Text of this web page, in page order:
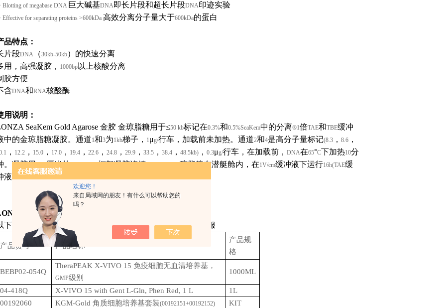
欢迎您！
来自局域网的朋友！有什么可以帮助您的
吗？
Blotting of megabase DNA 巨大碱基DNA即长片段和超长片段DNA印迹实验
Effective for separating proteins >600kDa 高效分离分子量大于600kDa的蛋白
品特点：
片段DNA （30kb-50kb）的快速分离
用，高强凝胶， 1000bp 以上核酸分离
胶方便
含DNA和RNA核酸酶
用说明：
SeaKem Gold Agarose 金胶 金琼脂糖用于≤50 kb标记在0.3%和0.5%SeaKem中的分离®1倍TAE和TBE缓冲
中的金琼脂糖凝胶。通道1和3为1kb梯子， 1μg/行车，加载前未加热。通道2和4是高分子量标记(8.3 ， 8.6 ，
， 12.2 ， 15.0 ， 17.0 ， 19.4 ， 22.6 ， 24.8 ， 29.9 ， 33.5 ， 38.4 ， 48.5kb) ， 0.3μg/行车，在加载前， DNA在65°C下加热10分
。凝胶用
厘米的 框架凝胶浇铸。 琼脂糖在潜艇舱内，在1V/cm缓冲液下运行16h(TAE缓
液
和 缓冲液
SeaKemGold琼脂糖SeaKemGoldAgarose
下是
品牌部分产品订购信息，如需其他请联系本店客服
产品货号 产品名称
产品规
格
BEBP02-054Q
TheraPEAK X-VIVO 15 免疫细胞无血清培养基，
GMP级别
1000ML
04-418Q X-VIVO 15 with Gent L-Gln, Phen Red, 1 L
1L
00192060
KGM-Gold 角质细胞培养基套装(00192151+00192152)
KIT